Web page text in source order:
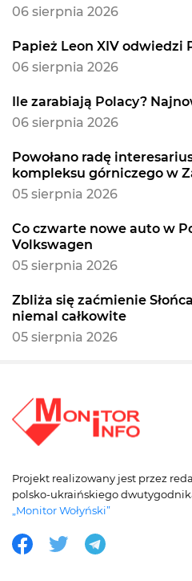
06 sierpnia 2026
Papież Leon XIV odwiedzi
06 sierpnia 2026
Ile zarabiają Polacy?
06 sierpnia 2026
Powołano radę
kompleksu górniczego w
05 sierpnia 2026
Co czwarte nowe auto w
Volkswagen
05 sierpnia 2026
Zbliża się zaćmienie
niemal całkowite
05 sierpnia 2026
Projekt realizowany jest przez
polsko-ukraińskiego
„Monitor Wołyński”